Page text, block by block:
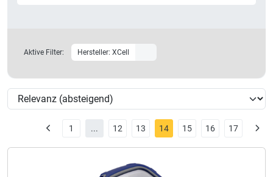
Aktive Filter: Hersteller: XCell
1 ... 12 13 14 15 16 17